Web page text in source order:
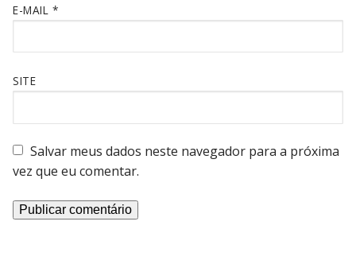
E-MAIL *
SITE
Salvar meus dados neste navegador para a próxima
vez que eu comentar.